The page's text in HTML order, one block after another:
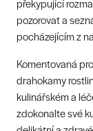
překypující
pozorovat a
pocházejícím z
Komentovaná
drahokamy
kulinářském a
zdokonalte své